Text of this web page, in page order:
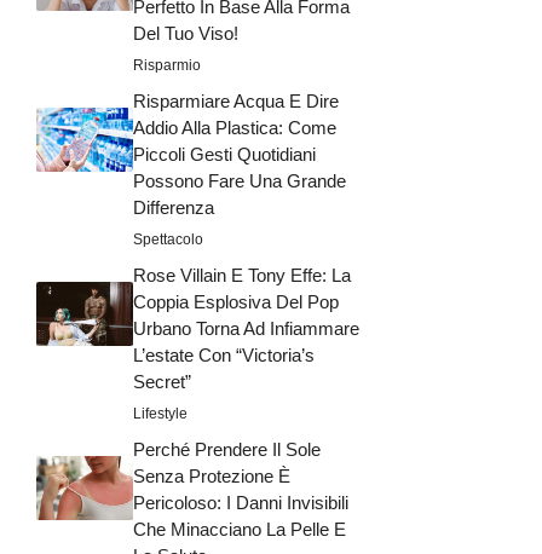
Perfetto In Base Alla Forma
Del Tuo Viso!
Risparmio
Risparmiare Acqua E Dire
Addio Alla Plastica: Come
Piccoli Gesti Quotidiani
Possono Fare Una Grande
Differenza
Spettacolo
Rose Villain E Tony Effe: La
Coppia Esplosiva Del Pop
Urbano Torna Ad Infiammare
L’estate Con “Victoria’s
Secret”
Lifestyle
Perché Prendere Il Sole
Senza Protezione È
Pericoloso: I Danni Invisibili
Che Minacciano La Pelle E